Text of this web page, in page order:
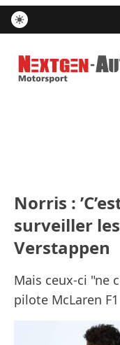
Nextgen-Auto.com
Norris :
surveiller
Verstappen
Mais ceux-ci "ne
pilote McLaren F1